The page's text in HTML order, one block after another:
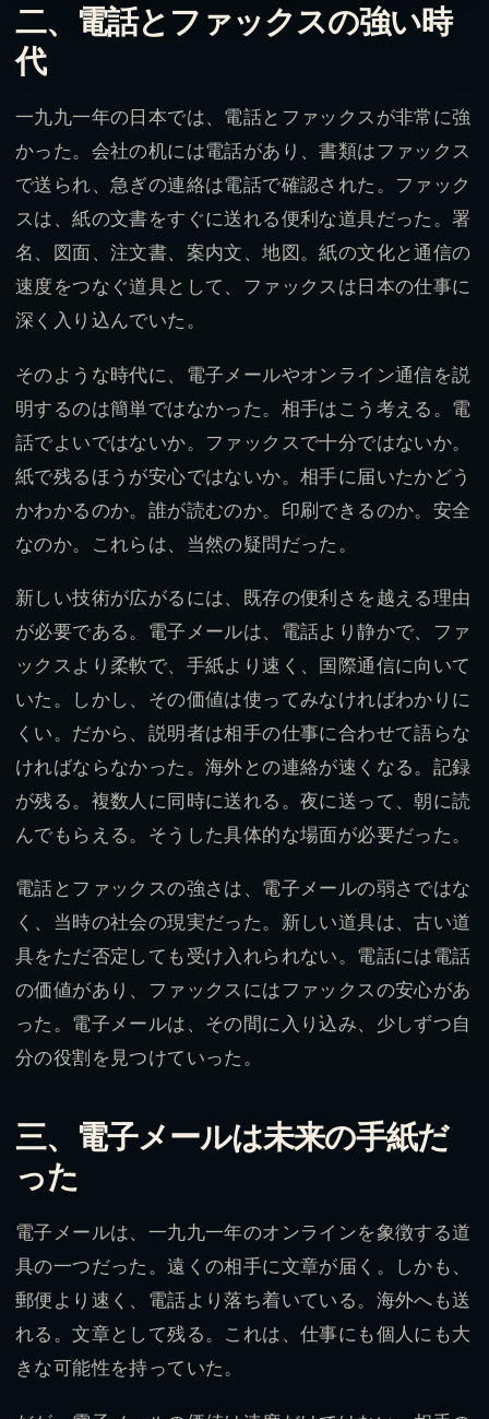
二、電話とファックスの強い時
代
一九九一年の日本では、電話とファックスが非常に強
かった。会社の机には電話があり、書類はファックス
で送られ、急ぎの連絡は電話で確認された。ファック
スは、紙の文書をすぐに送れる便利な道具だった。署
名、図面、注文書、案内文、地図。紙の文化と通信の
速度をつなぐ道具として、ファックスは日本の仕事に
深く入り込んでいた。
そのような時代に、電子メールやオンライン通信を説
明するのは簡単ではなかった。相手はこう考える。電
話でよいではないか。ファックスで十分ではないか。
紙で残るほうが安心ではないか。相手に届いたかどう
かわかるのか。誰が読むのか。印刷できるのか。安全
なのか。これらは、当然の疑問だった。
新しい技術が広がるには、既存の便利さを越える理由
が必要である。電子メールは、電話より静かで、ファ
ックスより柔軟で、手紙より速く、国際通信に向いて
いた。しかし、その価値は使ってみなければわかりに
くい。だから、説明者は相手の仕事に合わせて語らな
ければならなかった。海外との連絡が速くなる。記録
が残る。複数人に同時に送れる。夜に送って、朝に読
んでもらえる。そうした具体的な場面が必要だった。
電話とファックスの強さは、電子メールの弱さではな
く、当時の社会の現実だった。新しい道具は、古い道
具をただ否定しても受け入れられない。電話には電話
の価値があり、ファックスにはファックスの安心があ
った。電子メールは、その間に入り込み、少しずつ自
分の役割を見つけていった。
三、電子メールは未来の手紙だ
った
電子メールは、一九九一年のオンラインを象徴する道
具の一つだった。遠くの相手に文章が届く。しかも、
郵便より速く、電話より落ち着いている。海外へも送
れる。文章として残る。これは、仕事にも個人にも大
きな可能性を持っていた。